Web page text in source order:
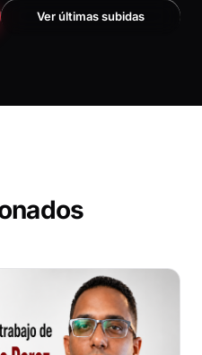
Ver últimas subidas